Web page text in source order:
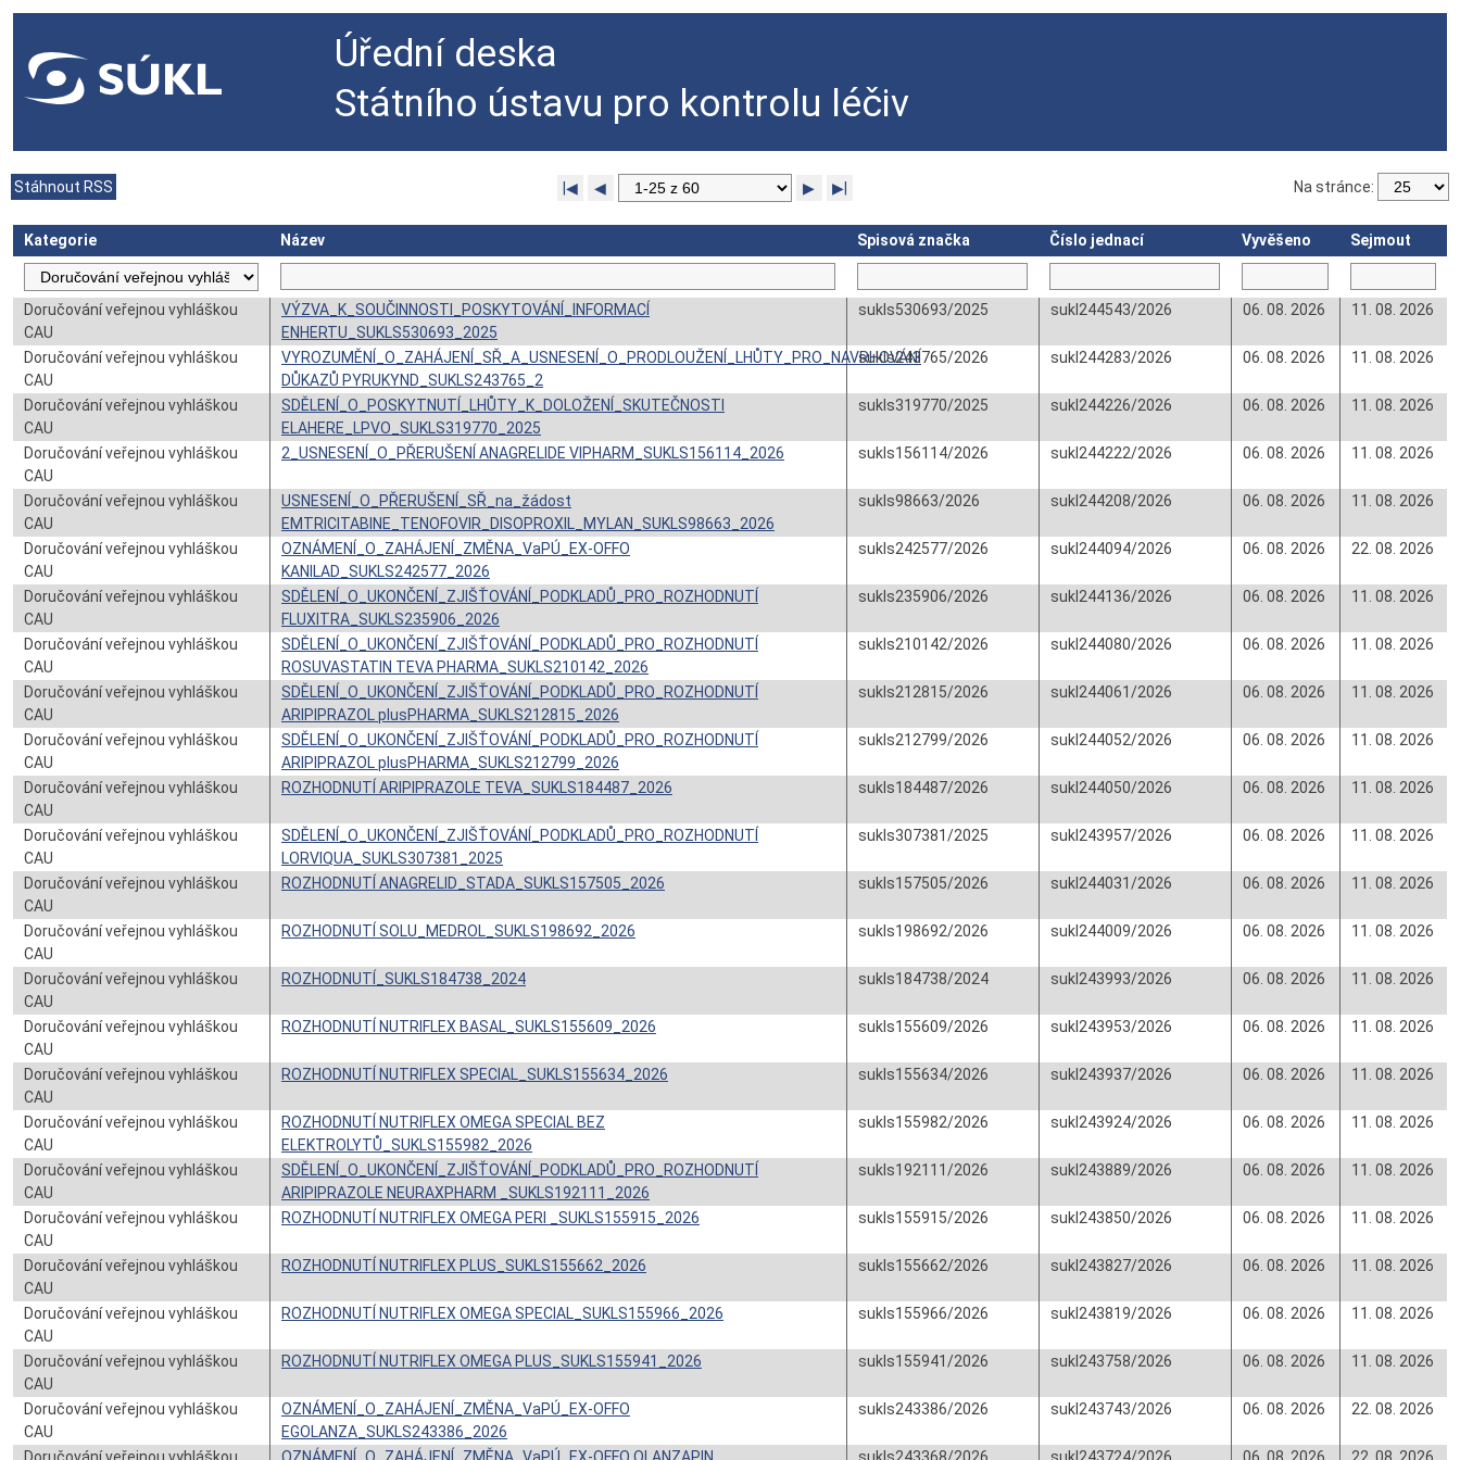
Úřední deska
Státního ústavu pro kontrolu léčiv
Stáhnout RSS Na stránce:
|◀ ◀ ▶ ▶|
Kategorie Název Spisová značka Číslo jednací Vyvěšeno Sejmout
Doručování veřejnou vyhláškou
CAU
VÝZVA_K_SOUČINNOSTI_POSKYTOVÁNÍ_INFORMACÍ
ENHERTU_SUKLS530693_2025
sukls530693/2025 sukl244543/2026 06. 08. 2026 11. 08. 2026
Doručování veřejnou vyhláškou
CAU
VYROZUMĚNÍ_O_ZAHÁJENÍ_SŘ_A_USNESENÍ_O_PRODLOUŽENÍ_LHŮTY_PRO_NAVRHOVÁNÍ
DŮKAZŮ PYRUKYND_SUKLS243765_2
sukls243765/2026 sukl244283/2026 06. 08. 2026 11. 08. 2026
Doručování veřejnou vyhláškou
CAU
SDĚLENÍ_O_POSKYTNUTÍ_LHŮTY_K_DOLOŽENÍ_SKUTEČNOSTI
ELAHERE_LPVO_SUKLS319770_2025
sukls319770/2025 sukl244226/2026 06. 08. 2026 11. 08. 2026
Doručování veřejnou vyhláškou
CAU
2_USNESENÍ_O_PŘERUŠENÍ ANAGRELIDE VIPHARM_SUKLS156114_2026 sukls156114/2026 sukl244222/2026 06. 08. 2026 11. 08. 2026
Doručování veřejnou vyhláškou
CAU
USNESENÍ_O_PŘERUŠENÍ_SŘ_na_žádost
EMTRICITABINE_TENOFOVIR_DISOPROXIL_MYLAN_SUKLS98663_2026
sukls98663/2026 sukl244208/2026 06. 08. 2026 11. 08. 2026
Doručování veřejnou vyhláškou
CAU
OZNÁMENÍ_O_ZAHÁJENÍ_ZMĚNA_VaPÚ_EX-OFFO
KANILAD_SUKLS242577_2026
sukls242577/2026 sukl244094/2026 06. 08. 2026 22. 08. 2026
Doručování veřejnou vyhláškou
CAU
SDĚLENÍ_O_UKONČENÍ_ZJIŠŤOVÁNÍ_PODKLADŮ_PRO_ROZHODNUTÍ
FLUXITRA_SUKLS235906_2026
sukls235906/2026 sukl244136/2026 06. 08. 2026 11. 08. 2026
Doručování veřejnou vyhláškou
CAU
SDĚLENÍ_O_UKONČENÍ_ZJIŠŤOVÁNÍ_PODKLADŮ_PRO_ROZHODNUTÍ
ROSUVASTATIN TEVA PHARMA_SUKLS210142_2026
sukls210142/2026 sukl244080/2026 06. 08. 2026 11. 08. 2026
Doručování veřejnou vyhláškou
CAU
SDĚLENÍ_O_UKONČENÍ_ZJIŠŤOVÁNÍ_PODKLADŮ_PRO_ROZHODNUTÍ
ARIPIPRAZOL plusPHARMA_SUKLS212815_2026
sukls212815/2026 sukl244061/2026 06. 08. 2026 11. 08. 2026
Doručování veřejnou vyhláškou
CAU
SDĚLENÍ_O_UKONČENÍ_ZJIŠŤOVÁNÍ_PODKLADŮ_PRO_ROZHODNUTÍ
ARIPIPRAZOL plusPHARMA_SUKLS212799_2026
sukls212799/2026 sukl244052/2026 06. 08. 2026 11. 08. 2026
Doručování veřejnou vyhláškou
CAU
ROZHODNUTÍ ARIPIPRAZOLE TEVA_SUKLS184487_2026 sukls184487/2026 sukl244050/2026 06. 08. 2026 11. 08. 2026
Doručování veřejnou vyhláškou
CAU
SDĚLENÍ_O_UKONČENÍ_ZJIŠŤOVÁNÍ_PODKLADŮ_PRO_ROZHODNUTÍ
LORVIQUA_SUKLS307381_2025
sukls307381/2025 sukl243957/2026 06. 08. 2026 11. 08. 2026
Doručování veřejnou vyhláškou
CAU
ROZHODNUTÍ ANAGRELID_STADA_SUKLS157505_2026 sukls157505/2026 sukl244031/2026 06. 08. 2026 11. 08. 2026
Doručování veřejnou vyhláškou
CAU
ROZHODNUTÍ SOLU_MEDROL_SUKLS198692_2026 sukls198692/2026 sukl244009/2026 06. 08. 2026 11. 08. 2026
Doručování veřejnou vyhláškou
CAU
ROZHODNUTÍ_SUKLS184738_2024 sukls184738/2024 sukl243993/2026 06. 08. 2026 11. 08. 2026
Doručování veřejnou vyhláškou
CAU
ROZHODNUTÍ NUTRIFLEX BASAL_SUKLS155609_2026 sukls155609/2026 sukl243953/2026 06. 08. 2026 11. 08. 2026
Doručování veřejnou vyhláškou
CAU
ROZHODNUTÍ NUTRIFLEX SPECIAL_SUKLS155634_2026 sukls155634/2026 sukl243937/2026 06. 08. 2026 11. 08. 2026
Doručování veřejnou vyhláškou
CAU
ROZHODNUTÍ NUTRIFLEX OMEGA SPECIAL BEZ
ELEKTROLYTŮ_SUKLS155982_2026
sukls155982/2026 sukl243924/2026 06. 08. 2026 11. 08. 2026
Doručování veřejnou vyhláškou
CAU
SDĚLENÍ_O_UKONČENÍ_ZJIŠŤOVÁNÍ_PODKLADŮ_PRO_ROZHODNUTÍ
ARIPIPRAZOLE NEURAXPHARM _SUKLS192111_2026
sukls192111/2026 sukl243889/2026 06. 08. 2026 11. 08. 2026
Doručování veřejnou vyhláškou
CAU
ROZHODNUTÍ NUTRIFLEX OMEGA PERI _SUKLS155915_2026 sukls155915/2026 sukl243850/2026 06. 08. 2026 11. 08. 2026
Doručování veřejnou vyhláškou
CAU
ROZHODNUTÍ NUTRIFLEX PLUS_SUKLS155662_2026 sukls155662/2026 sukl243827/2026 06. 08. 2026 11. 08. 2026
Doručování veřejnou vyhláškou
CAU
ROZHODNUTÍ NUTRIFLEX OMEGA SPECIAL_SUKLS155966_2026 sukls155966/2026 sukl243819/2026 06. 08. 2026 11. 08. 2026
Doručování veřejnou vyhláškou
CAU
ROZHODNUTÍ NUTRIFLEX OMEGA PLUS_SUKLS155941_2026 sukls155941/2026 sukl243758/2026 06. 08. 2026 11. 08. 2026
Doručování veřejnou vyhláškou
CAU
OZNÁMENÍ_O_ZAHÁJENÍ_ZMĚNA_VaPÚ_EX-OFFO
EGOLANZA_SUKLS243386_2026
sukls243386/2026 sukl243743/2026 06. 08. 2026 22. 08. 2026